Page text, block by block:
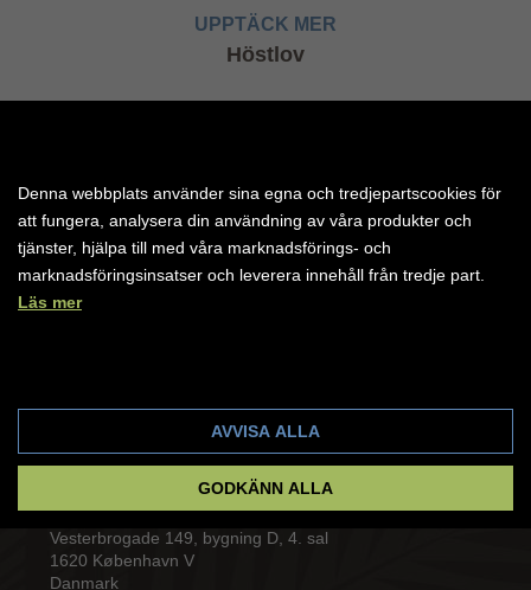
UPPTÄCK MER
Höstlov
LÄS MER
Amisol Travel
Vesterbrogade 149, bygning D, 4. sal
1620 København V
Danmark
Denna webbplats använder sina egna och tredjepartscookies för
att fungera, analysera din användning av våra produkter och
tjänster, hjälpa till med våra marknadsförings- och
marknadsföringsinsatser och leverera innehåll från tredje part.
Läs mer
AVVISA ALLA
GODKÄNN ALLA